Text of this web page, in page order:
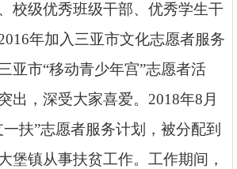
校级优秀班级干部、优秀学生干
年加入三亚市文化志愿者服务
亚市“移动青少年宫”志愿者活
出，深受大家喜爱。2018年8月
扶”志愿者服务计划，被分配到
堡镇从事扶贫工作。工作期间，